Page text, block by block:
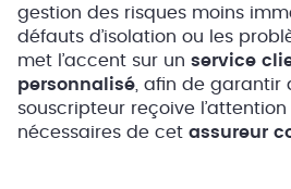
gestion des risques moins
défauts d’isolation ou les
met l’accent sur un service
personnalisé, afin de garantir
souscripteur reçoive
nécessaires de cet assureur